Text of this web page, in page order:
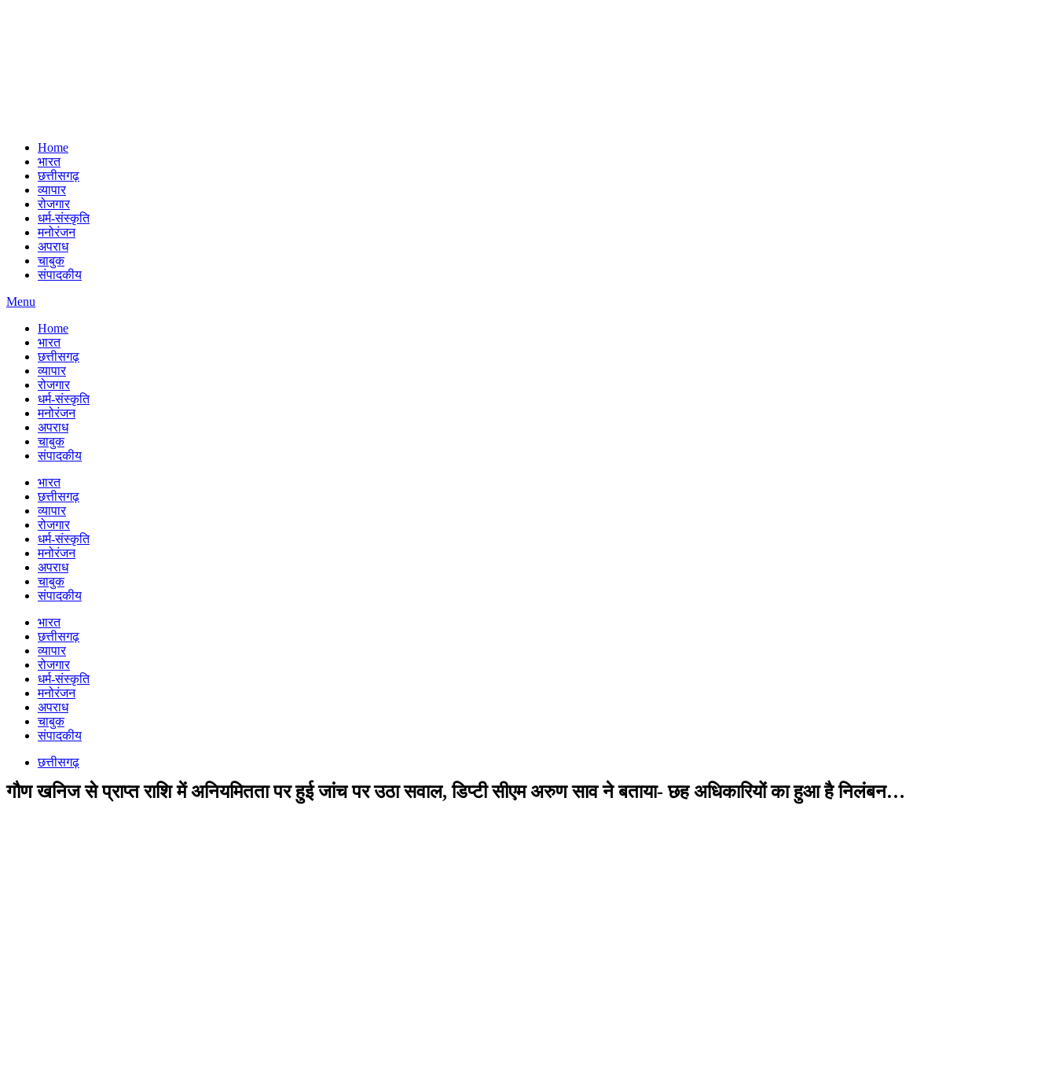
Home
भारत
छत्तीसगढ़
व्यापार
रोजगार
धर्म-संस्कृति
मनोरंजन
अपराध
चाबुक
संपादकीय
Menu
Home
भारत
छत्तीसगढ़
व्यापार
रोजगार
धर्म-संस्कृति
मनोरंजन
अपराध
चाबुक
संपादकीय
भारत
छत्तीसगढ़
व्यापार
रोजगार
धर्म-संस्कृति
मनोरंजन
अपराध
चाबुक
संपादकीय
भारत
छत्तीसगढ़
व्यापार
रोजगार
धर्म-संस्कृति
मनोरंजन
अपराध
चाबुक
संपादकीय
छत्तीसगढ़
गौण खनिज से प्राप्त राशि में अनियमितता पर हुई जांच पर उठा सवाल, डिप्टी सीएम अरुण साव ने बताया- छह अधिकारियों का हुआ है निलंबन…